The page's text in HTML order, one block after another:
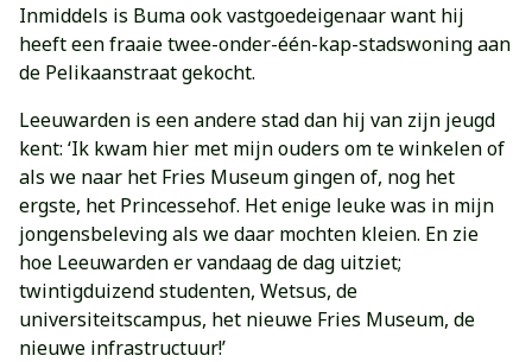
Inmiddels is Buma ook vastgoedeigenaar want hij
heeft een fraaie twee-onder-één-kap-stadswoning aan
de Pelikaanstraat gekocht.
Leeuwarden is een andere stad dan hij van zijn jeugd
kent: ‘Ik kwam hier met mijn ouders om te winkelen of
als we naar het Fries Museum gingen of, nog het
ergste, het Princessehof. Het enige leuke was in mijn
jongensbeleving als we daar mochten kleien. En zie
hoe Leeuwarden er vandaag de dag uitziet;
twintigduizend studenten, Wetsus, de
universiteitscampus, het nieuwe Fries Museum, de
nieuwe infrastructuur!’